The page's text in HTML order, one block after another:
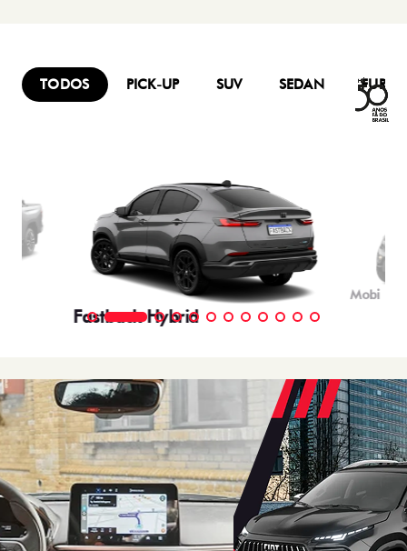
TODOS PICK-UP SUV SEDAN
Fastback Hybrid
Mobi